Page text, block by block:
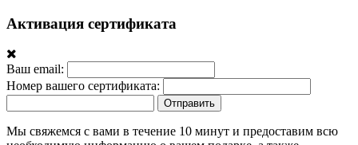
Активация сертификата
Ваш email:
Номер вашего сертификата:
Отправить
Мы свяжемся с вами в течение 10 минут и предоставим всю